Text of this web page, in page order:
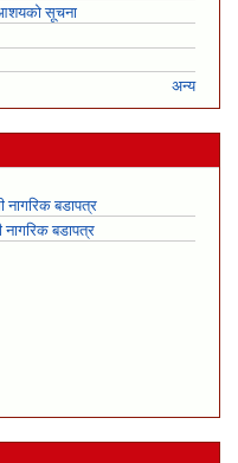
आशयको सूचना
अन्य
नागरिक बडापत्र
नागरिक बडापत्र